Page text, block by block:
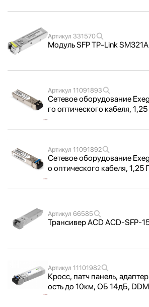
Артикул 331570
Модуль SFP TP-Link SM321A
Артикул 11091893
Сетевое оборудование
го оптического кабеля, 1,25
Артикул 11091892
Сетевое оборудование
о оптического кабеля, 1,25
Артикул 66585
Трансивер ACD ACD-SFP-
Артикул 11101982
Кросс, патч панель,
ость до 10км, ОБ 14дБ,